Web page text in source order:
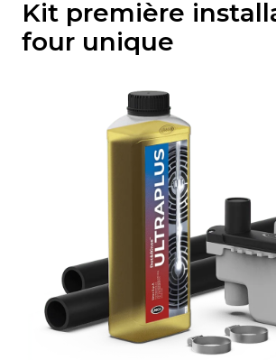
Kit première
four unique